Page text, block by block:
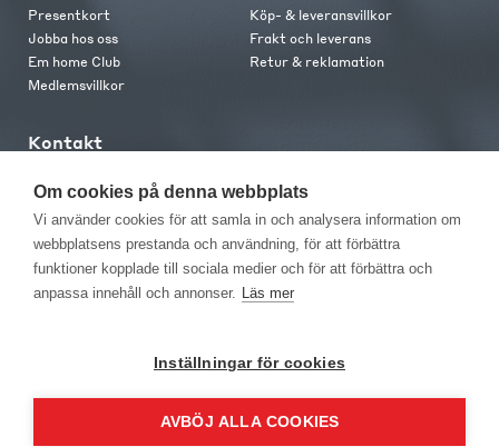
Presentkort
Jobba hos oss
Em home Club
Medlemsvillkor
Köp- & leveransvillkor
Frakt och leverans
Retur & reklamation
Kontakt
Butiker
Press
EM Home Möbler AB, Meteorologvägen 10, Telefon: 010-499 25 00,
E-post info@emhome.se
Om cookies på denna webbplats
Vi använder cookies för att samla in och analysera information om
webbplatsens prestanda och användning, för att förbättra
funktioner kopplade till sociala medier och för att förbättra och
anpassa innehåll och annonser. Läs mer
Inställningar för cookies
AVBÖJ ALLA COOKIES